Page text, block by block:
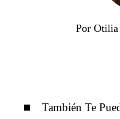
Por Otilia
También Te